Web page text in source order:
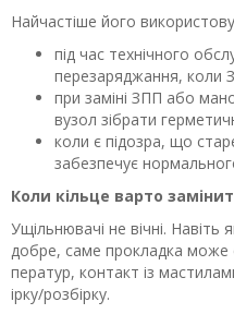
Найчастіше його
під час технічного
перезаряджання, коли
при заміні ЗПП або
вузол зібрати
коли є підозра, що
забезпечує
Коли кільце варто
Ущільнювачі не вічні. Навіть
добре, саме прокладка може
ператур, контакт із
ірку/розбірку.